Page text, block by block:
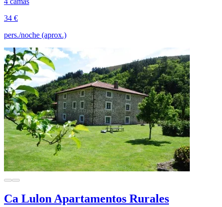
34 €
pers./noche (aprox.)
Ca Lulon Apartamentos Rurales